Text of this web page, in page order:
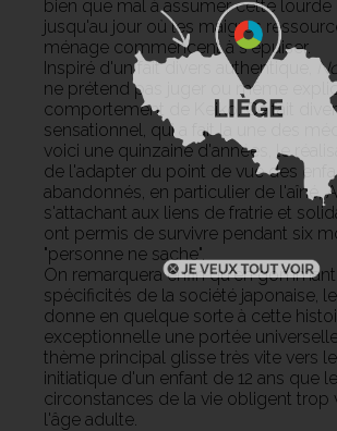
bien que mal à assumer cette lourde
jusqu'au jour où les maigres
ménage commencent à s'épuiser.
Inspiré d'un fait divers authentique,
ne prétend pas juger ou même
comportement de Keiko. Ce fait
sensationnel, qui a fait la une des
voici une quinzaine d'années, le
de l'adapter du point de vue des
abandonnés, en particulier de l'aîné,
s'attachant aux liens de fratrie et
ont permis de survivre pendant six
"personne ne sache".
On remarquera enfin qu'en
spécificités de la société japonaise,
donne en quelque sorte à cette
exceptionnelle une portée
thème principal glisse très vite vers
initiatique d'un enfant de 12 ans que
circonstances de la vie obligent trop
l'âge adulte.